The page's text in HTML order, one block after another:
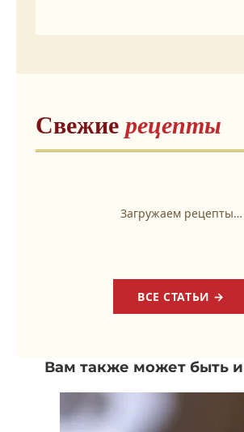
Свежиерецепты
Загружаем рецепты…
ВСЕ СТАТЬИ →
Вам также может быть